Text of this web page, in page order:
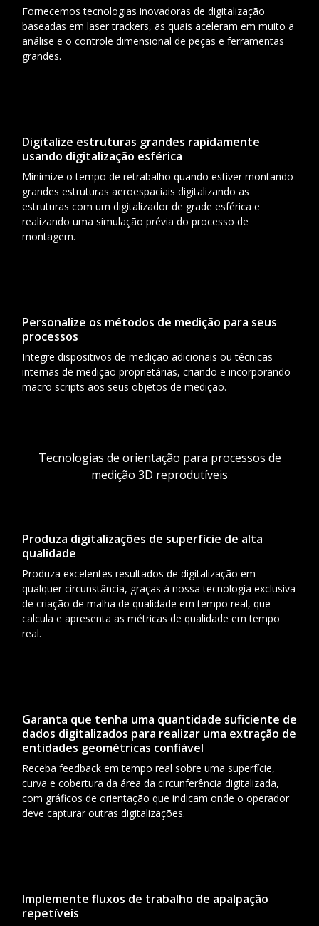
Fornecemos tecnologias inovadoras de digitalização
baseadas em laser trackers, as quais aceleram em muito a
análise e o controle dimensional de peças e ferramentas
grandes.
Digitalize estruturas grandes rapidamente
usando digitalização esférica
Minimize o tempo de retrabalho quando estiver montando
grandes estruturas aeroespaciais digitalizando as
estruturas com um digitalizador de grade esférica e
realizando uma simulação prévia do processo de
montagem.
Personalize os métodos de medição para seus
processos
Integre dispositivos de medição adicionais ou técnicas
internas de medição proprietárias, criando e incorporando
macro scripts aos seus objetos de medição.
Tecnologias de orientação para processos de
medição 3D reprodutíveis
Produza digitalizações de superfície de alta
qualidade
Produza excelentes resultados de digitalização em
qualquer circunstância, graças à nossa tecnologia exclusiva
de criação de malha de qualidade em tempo real, que
calcula e apresenta as métricas de qualidade em tempo
real.
Garanta que tenha uma quantidade suficiente de
dados digitalizados para realizar uma extração de
entidades geométricas confiável
Receba feedback em tempo real sobre uma superfície,
curva e cobertura da área da circunferência digitalizada,
com gráficos de orientação que indicam onde o operador
deve capturar outras digitalizações.
Implemente fluxos de trabalho de apalpação
repetíveis